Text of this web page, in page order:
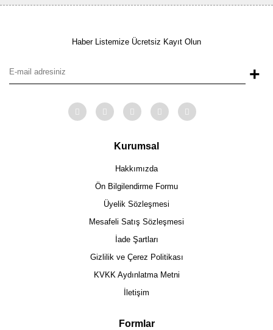
Haber Listemize Ücretsiz Kayıt Olun
+
Kurumsal
Hakkımızda
Ön Bilgilendirme Formu
Üyelik Sözleşmesi
Mesafeli Satış Sözleşmesi
İade Şartları
Gizlilik ve Çerez Politikası
KVKK Aydınlatma Metni
İletişim
Formlar